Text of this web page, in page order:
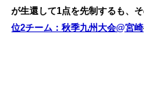
が生還して1点を先制するも、
位2チーム：秋季九州大会@宮崎